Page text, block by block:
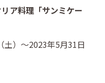
ア料理「サンミケー
土）～2023年5月31日